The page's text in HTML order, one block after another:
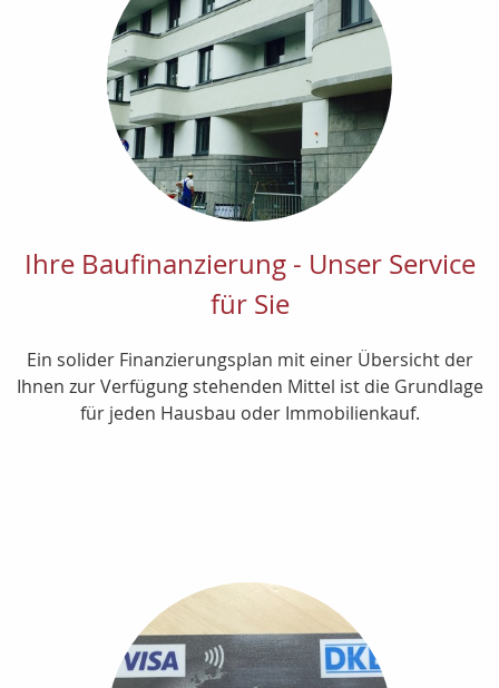
Ihre Baufinanzierung - Unser Service
für Sie
Ein solider Finanzierungsplan mit einer Übersicht der
Ihnen zur Verfügung stehenden Mittel ist die Grundlage
für jeden Hausbau oder Immobilienkauf.